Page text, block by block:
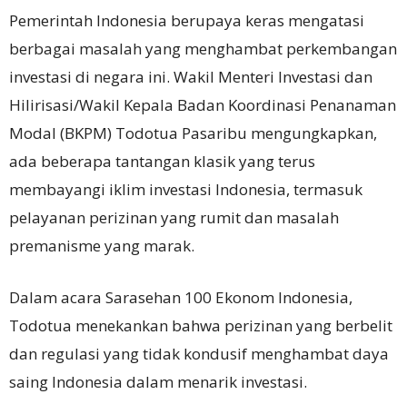
Pemerintah Indonesia berupaya keras mengatasi
berbagai masalah yang menghambat perkembangan
investasi di negara ini. Wakil Menteri Investasi dan
Hilirisasi/Wakil Kepala Badan Koordinasi Penanaman
Modal (BKPM) Todotua Pasaribu mengungkapkan,
ada beberapa tantangan klasik yang terus
membayangi iklim investasi Indonesia, termasuk
pelayanan perizinan yang rumit dan masalah
premanisme yang marak.
Dalam acara Sarasehan 100 Ekonom Indonesia,
Todotua menekankan bahwa perizinan yang berbelit
dan regulasi yang tidak kondusif menghambat daya
saing Indonesia dalam menarik investasi.